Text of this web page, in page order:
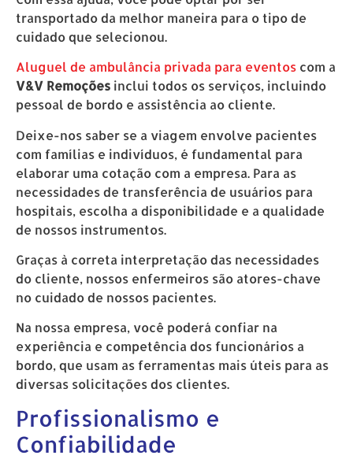
transportado da melhor maneira para o tipo de
cuidado que selecionou.
Aluguel de ambulância privada para eventos com a
V&V Remoções inclui todos os serviços, incluindo
pessoal de bordo e assistência ao cliente.
Deixe-nos saber se a viagem envolve pacientes
com famílias e indivíduos, é fundamental para
elaborar uma cotação com a empresa. Para as
necessidades de transferência de usuários para
hospitais, escolha a disponibilidade e a qualidade
de nossos instrumentos.
Graças à correta interpretação das necessidades
do cliente, nossos enfermeiros são atores-chave
no cuidado de nossos pacientes.
Na nossa empresa, você poderá confiar na
experiência e competência dos funcionários a
bordo, que usam as ferramentas mais úteis para as
diversas solicitações dos clientes.
Profissionalismo e
Confiabilidade